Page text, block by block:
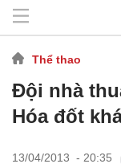
Thể thao
Đội nhà
Hóa đốt
13/04/2013 - 20:35